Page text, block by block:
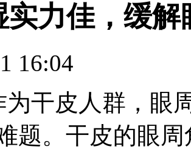
实力佳，缓解
16:04
为干皮人群，眼
题。干皮的眼